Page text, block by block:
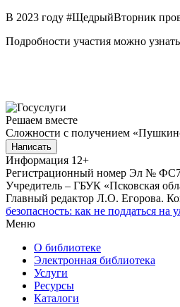
В 2023 году #ЩедрыйВторник
Подробности участия можно
Решаем вместе
Сложности с получением
Написать
Информация 12+
Регистрационный номер Эл №
Учредитель – ГБУК «Псковская
Главный редактор Л.О. Егорова.
безопасность: как не поддаться
Меню
О библиотеке
Электронная библиотека
Услуги
Ресурсы
Каталоги